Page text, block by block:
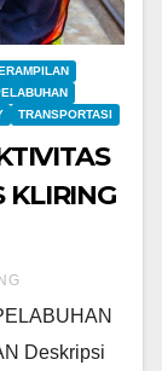
TRANSPORTASI
KLIRING
Deskripsi